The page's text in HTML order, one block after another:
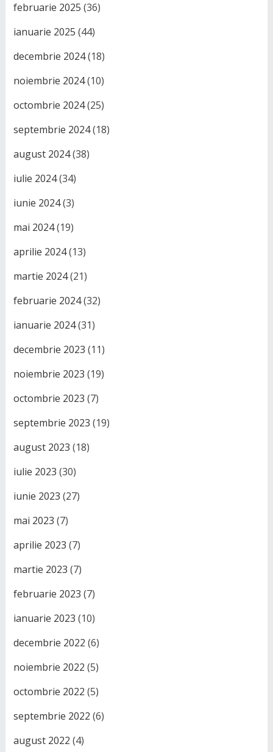
februarie 2025 (36)
ianuarie 2025 (44)
decembrie 2024(18)
noiembrie 2024(10)
octombrie 2024(25)
septembrie 2024(18)
august 2024(38)
iulie 2024(34)
iunie 2024(3)
mai 2024(19)
aprilie 2024(13)
martie 2024(21)
februarie 2024(32)
ianuarie 2024(31)
decembrie 2023 (11)
noiembrie 2023 (19)
octombrie 2023 (7)
septembrie 2023 (19)
august 2023 (18)
iulie 2023 (30)
iunie 2023 (27)
mai 2023 (7)
aprilie 2023 (7)
martie 2023 (7)
februarie 2023 (7)
ianuarie 2023 (10)
decembrie 2022 (6)
noiembrie 2022 (5)
octombrie 2022 (5)
septembrie 2022 (6)
august 2022 (4)